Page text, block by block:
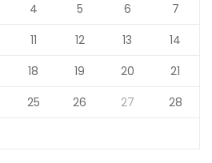
4 5 6
7
11 12 13
14
18 19 20
21
25 26 27
28